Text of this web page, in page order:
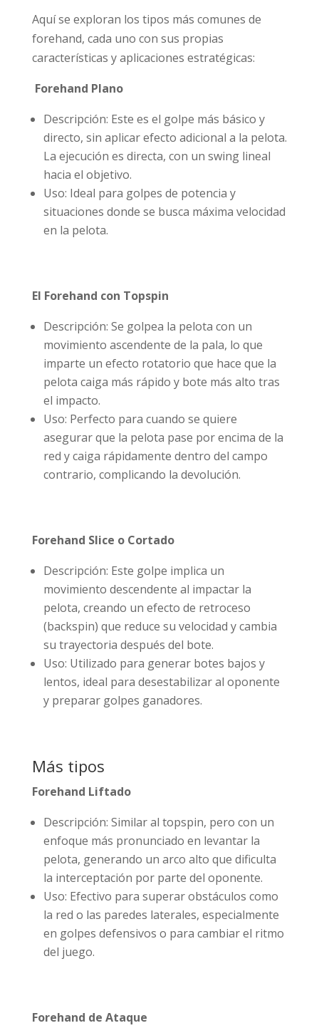
Aquí se exploran los tipos más comunes de
forehand, cada uno con sus propias
características y aplicaciones estratégicas:
Forehand Plano
Descripción: Este es el golpe más básico y
directo, sin aplicar efecto adicional a la pelota.
La ejecución es directa, con un swing lineal
hacia el objetivo.
Uso: Ideal para golpes de potencia y
situaciones donde se busca máxima velocidad
en la pelota.
El Forehand con Topspin
Descripción: Se golpea la pelota con un
movimiento ascendente de la pala, lo que
imparte un efecto rotatorio que hace que la
pelota caiga más rápido y bote más alto tras
el impacto.
Uso: Perfecto para cuando se quiere
asegurar que la pelota pase por encima de la
red y caiga rápidamente dentro del campo
contrario, complicando la devolución.
Forehand Slice o Cortado
Descripción: Este golpe implica un
movimiento descendente al impactar la
pelota, creando un efecto de retroceso
(backspin) que reduce su velocidad y cambia
su trayectoria después del bote.
Uso: Utilizado para generar botes bajos y
lentos, ideal para desestabilizar al oponente
y preparar golpes ganadores.
Más tipos
Forehand Liftado
Descripción: Similar al topspin, pero con un
enfoque más pronunciado en levantar la
pelota, generando un arco alto que dificulta
la interceptación por parte del oponente.
Uso: Efectivo para superar obstáculos como
la red o las paredes laterales, especialmente
en golpes defensivos o para cambiar el ritmo
del juego.
Forehand de Ataque